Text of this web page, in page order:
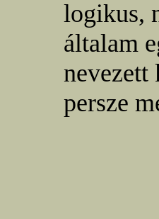
logikus,
általam
nevezett
persze